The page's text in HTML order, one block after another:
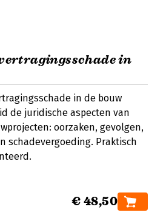
in
in de bouw
de juridische aspecten van
oorzaken, gevolgen,
schadevergoeding. Praktisch
€ 48,50